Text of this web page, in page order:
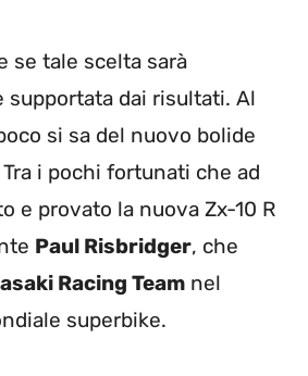
se tale scelta sarà
supportata dai risultati. Al
si sa del nuovo bolide
i pochi fortunati che ad
e provato la nuova Zx-10 R
Paul Risbridger, che
Racing Team nel
superbike.